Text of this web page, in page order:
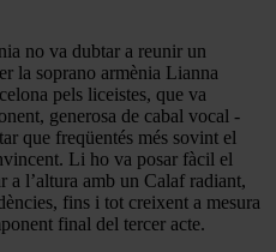
no va dubtar a reunir un
la soprano armènia Lianna
pels liceistes, que va
generosa de cabal vocal -
que freqüentés més sovint el
Li ho va posar fàcil el
l’altura amb un Calaf radiant,
fins i tot creixent a mesura
final del tercer acte.